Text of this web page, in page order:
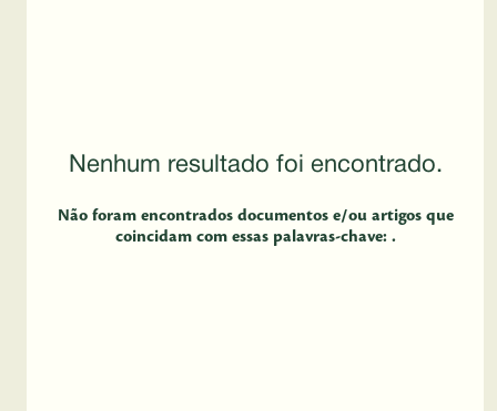
Nenhum resultado foi encontrado.
Não foram encontrados documentos e/ou artigos que
coincidam com essas palavras-chave: .